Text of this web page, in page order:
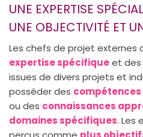
UNE EXPERTISE
UNE OBJECTIVITÉ ET
Les chefs de projet
expertise spécifiqueet des
issues de divers projets et
posséder des
ou des connaissances
domaines spécifiques. Les